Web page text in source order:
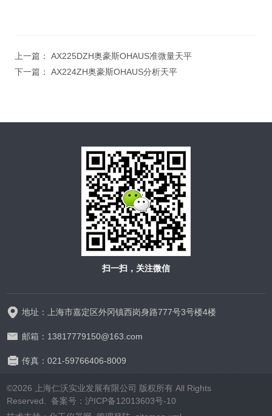
上一篇： AX225DZH奥豪斯OHAUS准微量天平
下一篇： AX224ZH奥豪斯OHAUS分析天平
扫一扫，关注微信
地址：上海市嘉定区外冈镇西岗身路777号3号楼4楼
邮箱：13817779150@163.com
传真：021-59766406-8009
©2026 上海仁沃实业发展有限公司 版权所有 All Rights
Reserved. 备案号：沪ICP备12013603号-10